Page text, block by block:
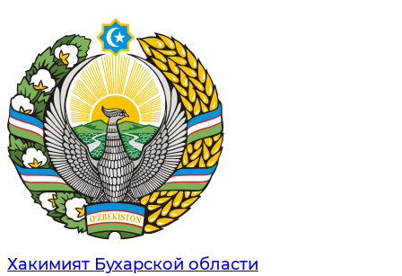
Хакимият Бухарской области